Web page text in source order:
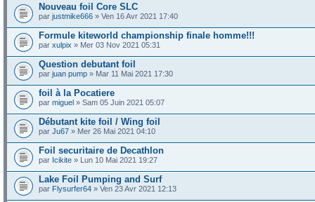
Nouveau foil Core SLC
par justmike666 » Ven 16 Avr 2021 17:40
Formule kiteworld championship finale homme!!!
par xulpix » Mer 03 Nov 2021 05:31
Question debutant foil
par juan pump » Mar 11 Mai 2021 17:30
foil à la Pocatiere
par miguel » Sam 05 Juin 2021 05:07
Débutant kite foil / Wing foil
par Ju67 » Mer 26 Mai 2021 04:10
Foil securitaire de Decathlon
par Icikite » Lun 10 Mai 2021 19:27
Lake Foil Pumping and Surf
par Flysurfer64 » Ven 23 Avr 2021 12:13